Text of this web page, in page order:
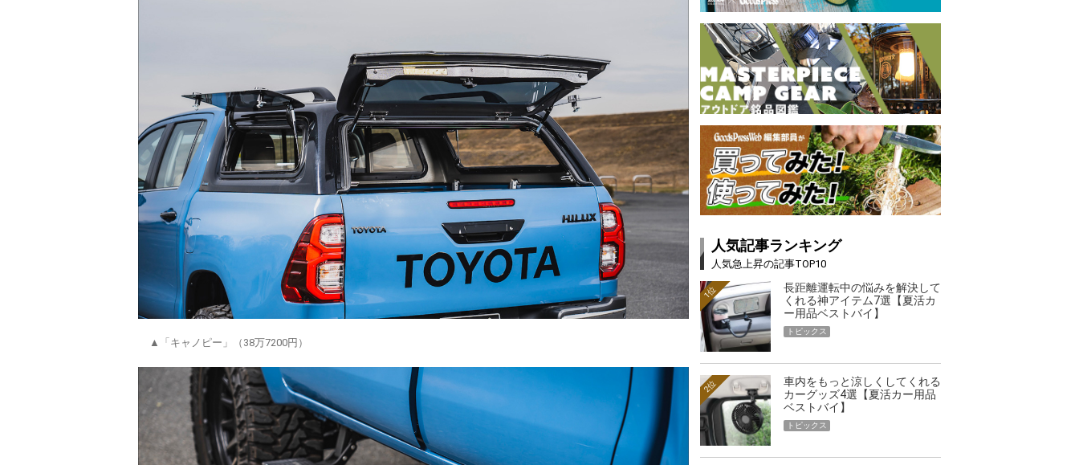
▲「キャノピー」（38万7200円）
人気記事ランキング
人気急上昇の記事TOP10
長距離運転中の悩みを解決して
くれる神アイテム7選【夏活カ
ー用品ベストバイ】
1位
トピックス
車内をもっと涼しくしてくれる
カーグッズ4選【夏活カー用品
ベストバイ】
2位
トピックス